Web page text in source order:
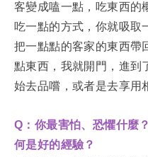
客變成嗑一點，吃東西的
吃一點的方式，你就吸取
把一點點的客家的東西帶
點東西，我就開門，進到
始去品嚐，或者是去享用
Q：你最害怕、恐懼什麼
何是好的經驗？